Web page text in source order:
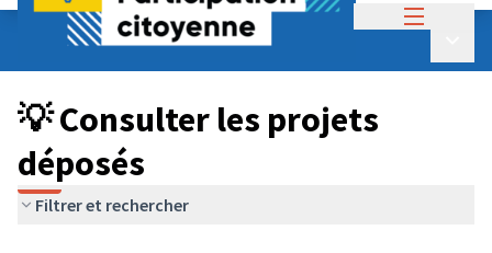
Budget Participatif JEUNESSE 2024
💡 Consulter les projets déposés
💡 Consulter les projets
déposés
Filtrer et rechercher